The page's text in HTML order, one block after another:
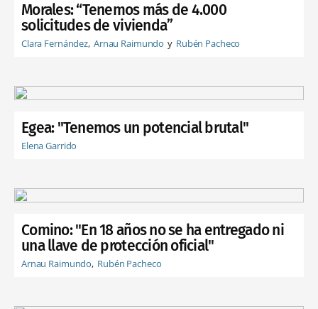
Morales: “Tenemos más de 4.000
solicitudes de vivienda”
Clara Fernández Arnau Raimundo Rubén Pacheco
Egea: "Tenemos un potencial brutal"
Elena Garrido
Comino: "En 18 años no se ha entregado ni
una llave de protección oficial"
Arnau Raimundo Rubén Pacheco